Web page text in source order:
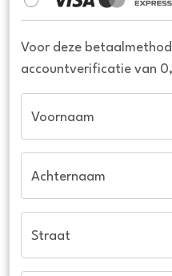
Voor deze
accountverificatie van
Voornaam
Achternaam
Straat